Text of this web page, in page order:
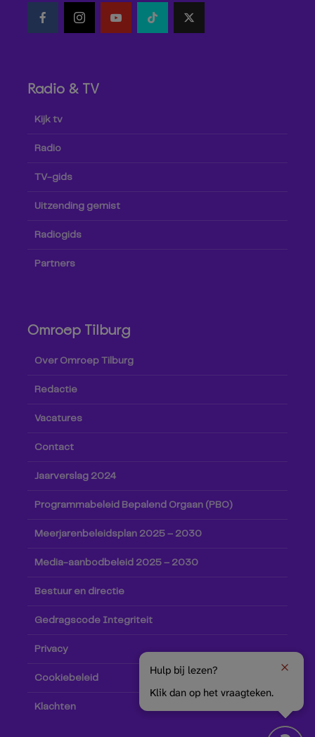
Radio & TV
Kijk tv
Radio
TV-gids
Uitzending gemist
Radiogids
Partners
Omroep Tilburg
Over Omroep Tilburg
Redactie
Vacatures
Contact
Jaarverslag 2024
Programmabeleid Bepalend Orgaan (PBO)
Meerjarenbeleidsplan 2025 – 2030
Media-aanbodbeleid 2025 – 2030
Bestuur en directie
Gedragscode Integriteit
Privacy
Cookiebeleid
Klachten
Hulp bij lezen?
Klik dan op het vraagteken.